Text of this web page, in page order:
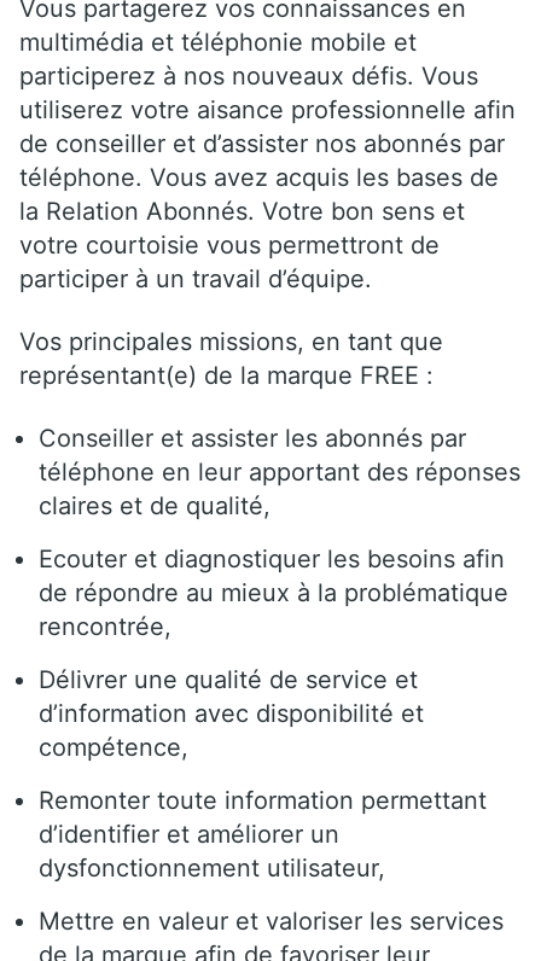
Vous partagerez vos connaissances en
multimédia et téléphonie mobile et
participerez à nos nouveaux défis. Vous
utiliserez votre aisance professionnelle afin
de conseiller et d’assister nos abonnés par
téléphone. Vous avez acquis les bases de
la Relation Abonnés. Votre bon sens et
votre courtoisie vous permettront de
participer à un travail d’équipe.
Vos principales missions, en tant que
représentant(e) de la marque FREE :
Conseiller et assister les abonnés par
téléphone en leur apportant des réponses
claires et de qualité,
Ecouter et diagnostiquer les besoins afin
de répondre au mieux à la problématique
rencontrée,
Délivrer une qualité de service et
d’information avec disponibilité et
compétence,
Remonter toute information permettant
d’identifier et améliorer un
dysfonctionnement utilisateur,
Mettre en valeur et valoriser les services
de la marque afin de favoriser leur